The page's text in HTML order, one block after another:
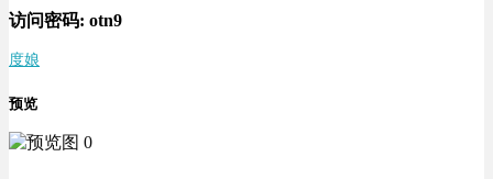
访问密码: otn9
度娘
预览